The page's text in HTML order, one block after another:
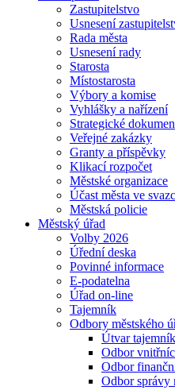
Zastupitelstvo
Usnesení
Rada města
Usnesení rady
Starosta
Místostarosta
Výbory a komise
Vyhlášky a nařízení
Strategické
Veřejné zakázky
Granty a příspěvky
Klikací rozpočet
Městské organizace
Účast města ve
Městská policie
Městský úřad
Volby 2026
Úřední deska
Povinné informace
E-podatelna
Úřad on-line
Tajemník
Odbory městského
Útvar
Odbor
Odbor
Odbor správy